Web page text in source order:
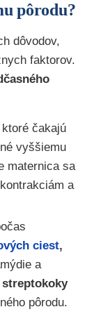
pôrodu?
dôvodov,
faktorov.
čakajú
vyššiemu
maternica sa
a
ciest,
a
streptokoky
pôrodu.